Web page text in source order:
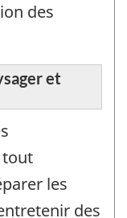
des
et
les
des